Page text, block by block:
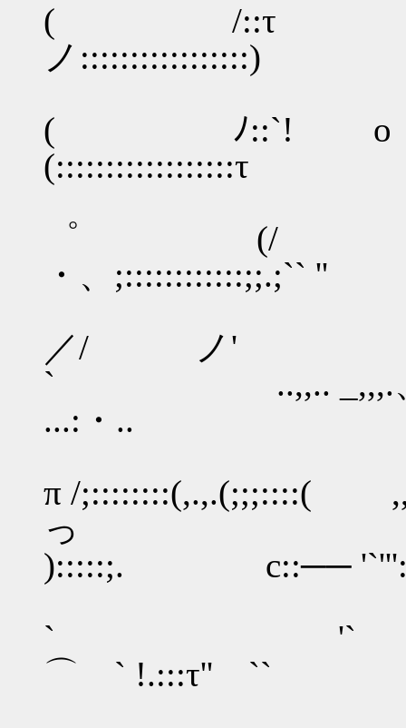
( /
ノ
( ﾉ::`!
゜ (/
・、;::::::::::::;;.;`` ''
／/ ノ' /
` ..,,..
...:・..
π /
っ
):::::;. c::──
`
⌒ ` !.:::τ'' ``